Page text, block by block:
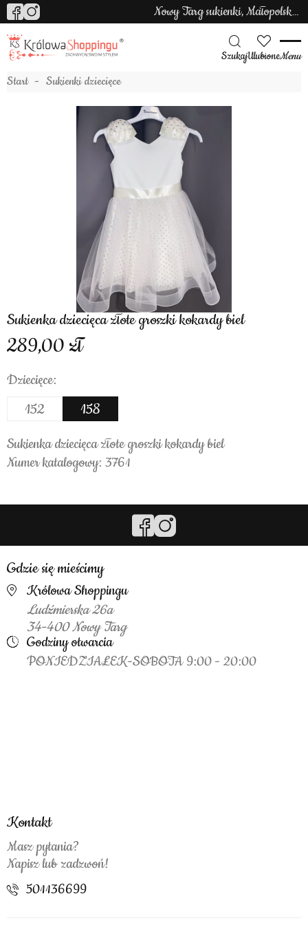
Nowy Targ sukienki, Małopolska sukienki
SzukajUlubioneMenu
Start Sukienki dziecięce
Sukienka dziecięca złote groszki kokardy biel
289,00
Dziecięce:
152 158
Sukienka dziecięca złote groszki kokardy biel
Numer katalogowy: 3761
Gdzie się mieścimy
Królowa Shoppingu
Ludźmierska 26a
34-400 Nowy Targ
Godziny otwarcia
PONIEDZIAŁEK-SOBOTA 9:00 - 20:00
Kontakt
Masz pytania?
Napisz lub zadzwoń!
501136699